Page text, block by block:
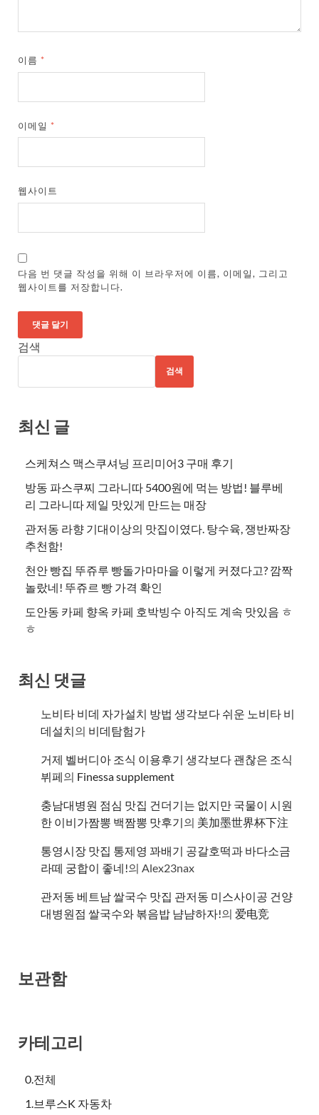
이름 *
이메일 *
웹사이트
다음 번 댓글 작성을 위해 이 브라우저에 이름, 이메일, 그리고
웹사이트를 저장합니다.
검색
검색
최신 글
스케쳐스 맥스쿠셔닝 프리미어3 구매 후기
방동 파스쿠찌 그라니따 5400원에 먹는 방법! 블루베
리 그라니따 제일 맛있게 만드는 매장
관저동 라향 기대이상의 맛집이였다. 탕수육, 쟁반짜장
추천함!
천안 빵집 뚜쥬루 빵돌가마마을 이렇게 커졌다고? 깜짝
놀랐네! 뚜쥬르 빵 가격 확인
도안동 카페 향옥 카페 호박빙수 아직도 계속 맛있음 ㅎ
ㅎ
최신 댓글
노비타 비데 자가설치 방법 생각보다 쉬운 노비타 비
데설치의 비데탐험가
거제 벨버디아 조식 이용후기 생각보다 괜찮은 조식
뷔페의 ​Finessa supplement
충남대병원 점심 맛집 건더기는 없지만 국물이 시원
한 이비가짬뽕 백짬뽕 맛후기의 美加墨世界杯下注
통영시장 맛집 통제영 꽈배기 공갈호떡과 바다소금
라떼 궁합이 좋네!의 Alex23nax
관저동 베트남 쌀국수 맛집 관저동 미스사이공 건양
대병원점 쌀국수와 볶음밥 냠냠하자!의 爱电竞
보관함
카테고리
0.전체
1.브루스K 자동차